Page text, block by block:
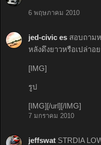
6 พฤษภาคม 2010
jed-civic es สอบถาม
หลังดึงยาวหรือเปล่าอ
[IMG]
รูป
[IMG][/url][/IMG]
7 มกราคม 2010
jeffswat STRDIA